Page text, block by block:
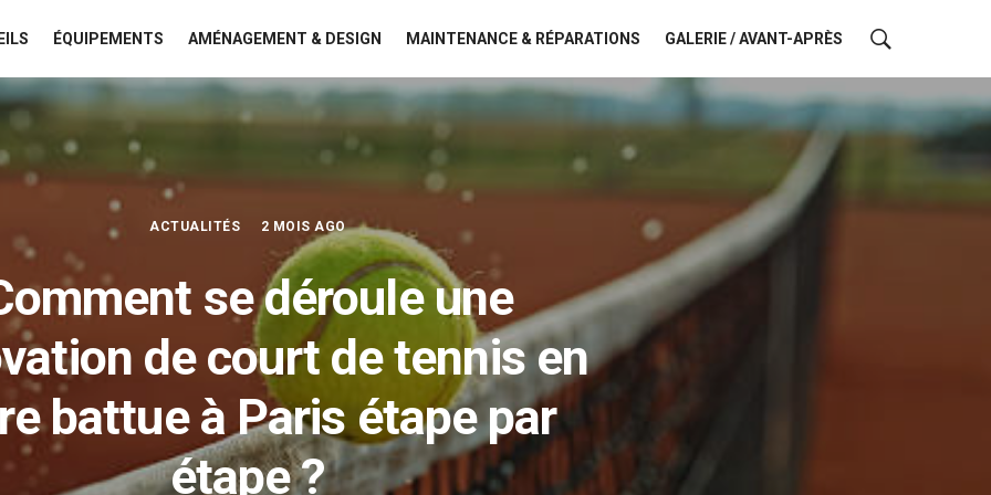
ÉQUIPEMENTS AMÉNAGEMENT & DESIGN MAINTENANCE & RÉPARATIONS GALERIE / AVANT-APRÈS
ACTUALITÉS 2 MOIS AGO
se déroule une
de court de tennis en
battue à Paris étape par
étape ?